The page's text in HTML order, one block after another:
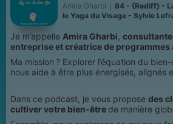
Amira Gharbi
84 - {Rediff} -
le Yoga du Visage - Sylvie
Je m’appelle Amira Gharbi,
entreprise et créatrice de
Ma mission ? Explorer l’équation du
nous aide à être plus énergisés, alignés
Dans ce podcast, je vous propose des
cultiver votre bien-être de manière